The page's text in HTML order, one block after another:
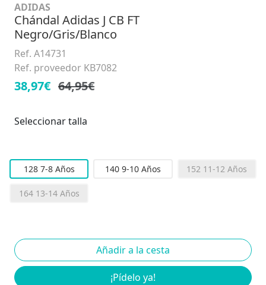
ADIDAS
Chándal Adidas J CB FT
Negro/Gris/Blanco
Ref. A14731
Ref. proveedor KB7082
38,97€ 64,95€
Seleccionar talla
128 7-8 Años 140 9-10 Años 152 11-12 Años
164 13-14 Años
¡Pídelo ya!